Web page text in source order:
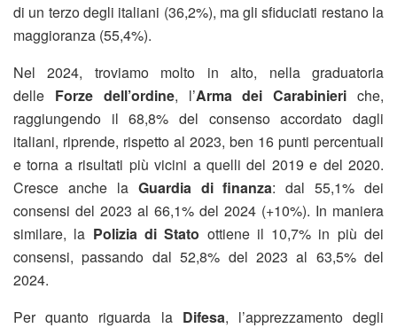
di un terzo degli italiani (36,2%), ma gli sfiduciati restano la
maggioranza (55,4%).
Nel 2024, troviamo molto in alto, nella graduatoria
delle Forze dell’ordine, l’Arma dei Carabinieri che,
raggiungendo il 68,8% del consenso accordato dagli
italiani, riprende, rispetto al 2023, ben 16 punti percentuali
e torna a risultati più vicini a quelli del 2019 e del 2020.
Cresce anche la Guardia di finanza: dal 55,1% dei
consensi del 2023 al 66,1% del 2024 (+10%). In maniera
similare, la Polizia di Stato ottiene il 10,7% in più dei
consensi, passando dal 52,8% del 2023 al 63,5% del
2024.
Per quanto riguarda la Difesa, l’apprezzamento degli